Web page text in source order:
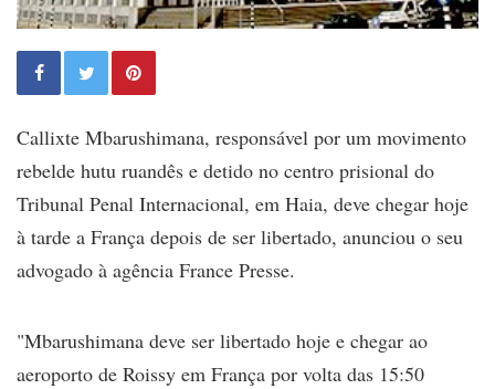
Callixte Mbarushimana, responsável por um movimento
rebelde hutu ruandês e detido no centro prisional do
Tribunal Penal Internacional, em Haia, deve chegar hoje
à tarde a França depois de ser libertado, anunciou o seu
advogado à agência France Presse.
"Mbarushimana deve ser libertado hoje e chegar ao
aeroporto de Roissy em França por volta das 15:50